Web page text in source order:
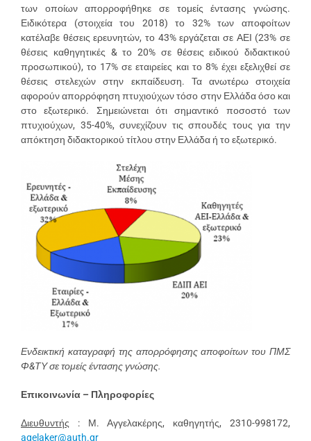
των οποίων απορροφήθηκε σε τομείς έντασης γνώσης.
Ειδικότερα (στοιχεία του 2018) το 32% των αποφοίτων
κατέλαβε θέσεις ερευνητών, το 43% εργάζεται σε ΑΕΙ (23% σε
θέσεις καθηγητικές & το 20% σε θέσεις ειδικού διδακτικού
προσωπικού), το 17% σε εταιρείες και το 8% έχει εξελιχθεί σε
θέσεις στελεχών στην εκπαίδευση. Τα ανωτέρω στοιχεία
αφορούν απορρόφηση πτυχιούχων τόσο στην Ελλάδα όσο και
στο εξωτερικό. Σημειώνεται ότι σημαντικό ποσοστό των
πτυχιούχων, 35-40%, συνεχίζουν τις σπουδές τους για την
απόκτηση διδακτορικού τίτλου στην Ελλάδα ή το εξωτερικό.
Ενδεικτική καταγραφή της απορρόφησης αποφοίτων του ΠΜΣ
Φ&ΤΥ σε τομείς έντασης γνώσης.
Επικοινωνία – Πληροφορίες
Διευθυντής : Μ. Αγγελακέρης, καθηγητής, 2310-998172,
agelaker@auth.gr